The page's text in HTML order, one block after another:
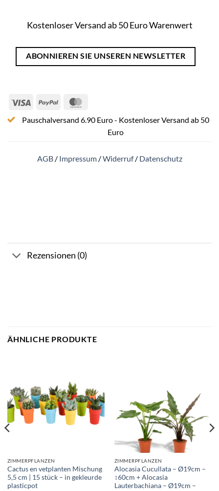
Kostenloser Versand ab 50 Euro Warenwert
ABONNIEREN SIE UNSEREN NEWSLETTER
Visa PayPal
Pauschalversand 6.90 Euro - Kostenloser Versand ab 50
Euro
AGB/ Impressum/Widerruf/ Datenschutz
Rezensionen (0)
ÄHNLICHE PRODUKTE
ZIMMERPFLANZEN
Cactus en vetplanten Mischung
5,5 cm | 15 stück – in gekleurde
plasticpot
ZIMMERPFLANZEN
Alocasia Cucullata – Ø19cm –
↕60cm + Alocasia
Lauterbachiana – Ø19cm –